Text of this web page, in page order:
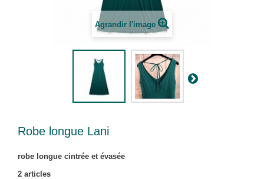
Agrandir l'image
Robe longue Lani
robe longue cintrée et évasée
2 articles